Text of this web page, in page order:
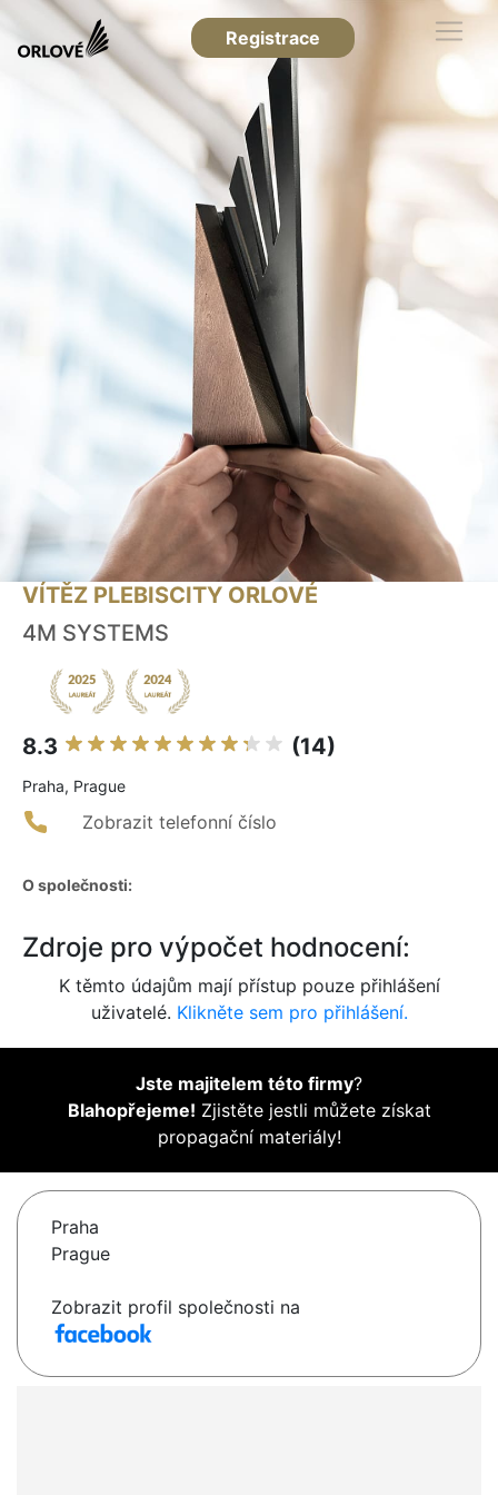
Registrace
VÍTĚZ PLEBISCITY ORLOVÉ
4M SYSTEMS
8.3 (14)
Praha, Prague
Zobrazit telefonní číslo
O společnosti:
Zdroje pro výpočet hodnocení:
K těmto údajům mají přístup pouze přihlášení
uživatelé. Klikněte sem pro přihlášení.
Jste majitelem této firmy?
Blahopřejeme! Zjistěte jestli můžete získat
propagační materiály!
Praha
Prague
Zobrazit profil společnosti na